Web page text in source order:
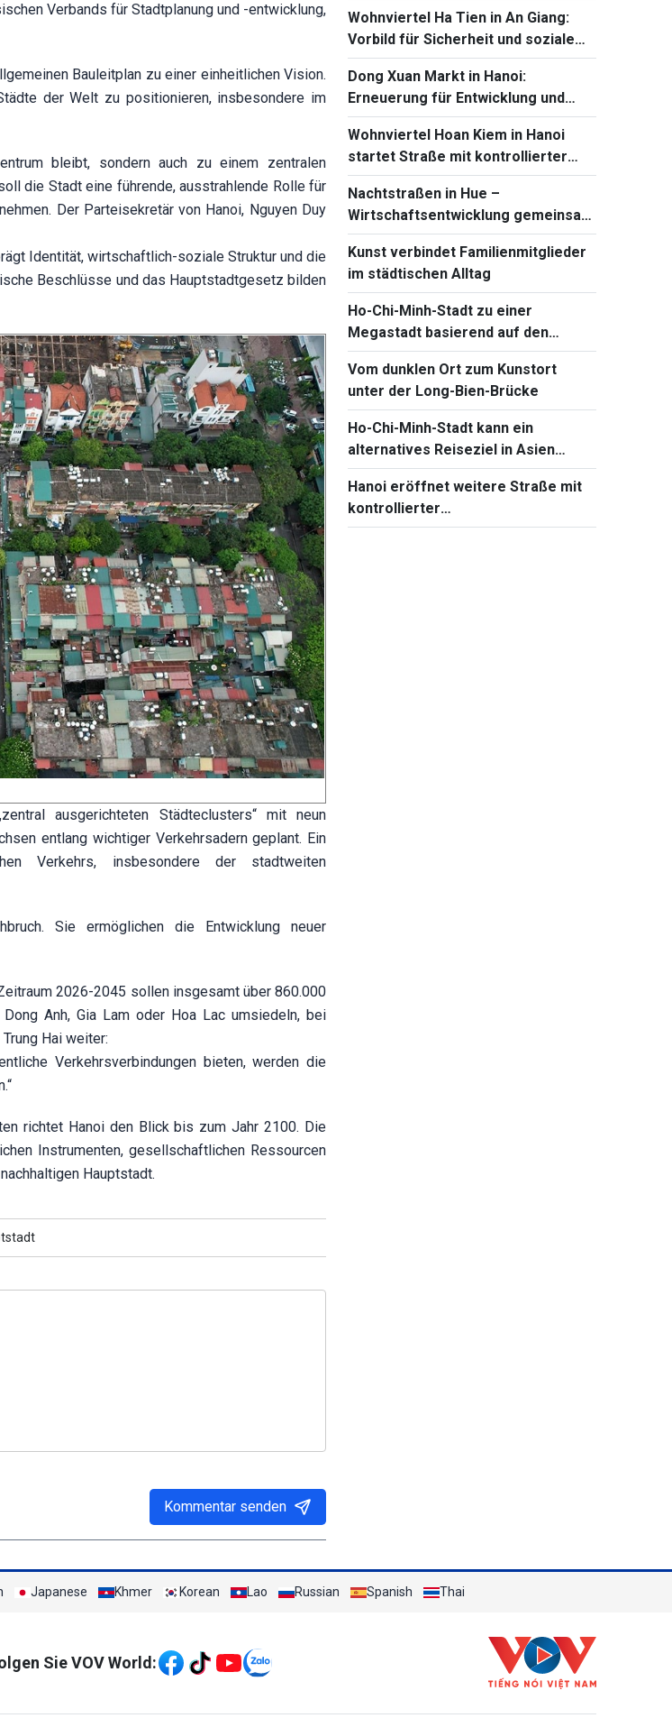
Verbands für Stadtplanung und -entwicklung,
Bauleitplan zu einer einheitlichen Vision.
der Welt zu positionieren, insbesondere im
bleibt, sondern auch zu einem zentralen
die Stadt eine führende, ausstrahlende Rolle für
Der Parteisekretär von Hanoi, Nguyen Duy
Identität, wirtschaftlich-soziale Struktur und die
Beschlüsse und das Hauptstadtgesetz bilden
ausgerichteten Städteclusters“ mit neun
entlang wichtiger Verkehrsadern geplant. Ein
Verkehrs, insbesondere der stadtweiten
Sie ermöglichen die Entwicklung neuer
2026-2045 sollen insgesamt über 860.000
Anh, Gia Lam oder Hoa Lac umsiedeln, bei
Hai weiter:
Verkehrsverbindungen bieten, werden die
richtet Hanoi den Blick bis zum Jahr 2100. Die
Instrumenten, gesellschaftlichen Ressourcen
Hauptstadt.
Kommentar senden
Wohnviertel Ha Tien in An Giang:
Vorbild für Sicherheit und soziale
Fürsorge an der Südwestgrenze
Vietnams
Dong Xuan Markt in Hanoi:
Erneuerung für Entwicklung und
Bewahrung traditioneller Werte
Wohnviertel Hoan Kiem in Hanoi
startet Straße mit kontrollierter
Lebensmittelsicherheit
Nachtstraßen in Hue –
Wirtschaftsentwicklung gemeinsam
mit dem Erhalt vom Kulturerbe
Kunst verbindet Familienmitglieder
im städtischen Alltag
Ho-Chi-Minh-Stadt zu einer
Megastadt basierend auf den
Vorteilen von Fluss und Meer
entwickeln
Vom dunklen Ort zum Kunstort
unter der Long-Bien-Brücke
Ho-Chi-Minh-Stadt kann ein
alternatives Reiseziel in Asien
werden
Hanoi eröffnet weitere Straße mit
kontrollierter
Lebensmittelsicherheit
Japanese Khmer Korean Lao Russian Spanish Thai
Sie VOV World: